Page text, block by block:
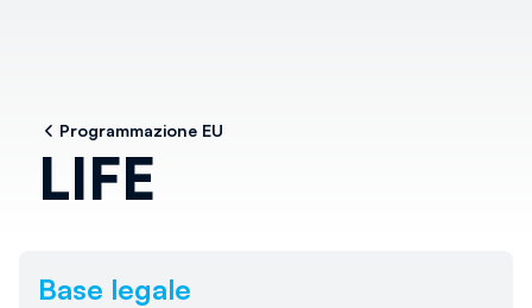
Programmazione EU
LIFE
Base legale